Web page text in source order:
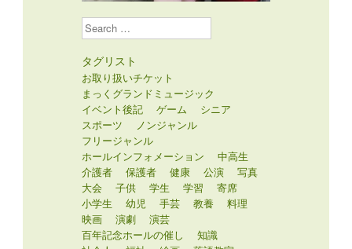
Search
タグリスト
お取り扱いチケット
まっくグランドミュージック
イベント後記
ゲーム
シニア
スポーツ
ノンジャンル
フリージャンル
ホールインフォメーション
中高生
介護者
保護者 健康 公演
写真
大会
子供 学生 学習
寄席
小学生
幼児 手芸 教養
料理
映画
演劇
演芸
百年記念ホールの催し
知識